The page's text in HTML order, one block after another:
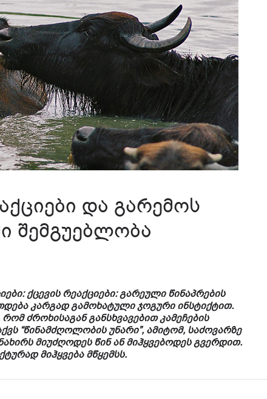
და გარემოს
შემგუებლობა
ქცევის რეაქციები: გარეული წინაპრების
კარგად გამოხატული ჯოგური ინსტიქტით.
ძროხისაგან განსხვავებით კამეჩების
“წინამძღოლობის უნარი”, ამიტომ, საძოვარზე
მიუძღოდეს წინ ან მიჰყვებოდეს გვერდით.
მიჰყვება მწყემსს.